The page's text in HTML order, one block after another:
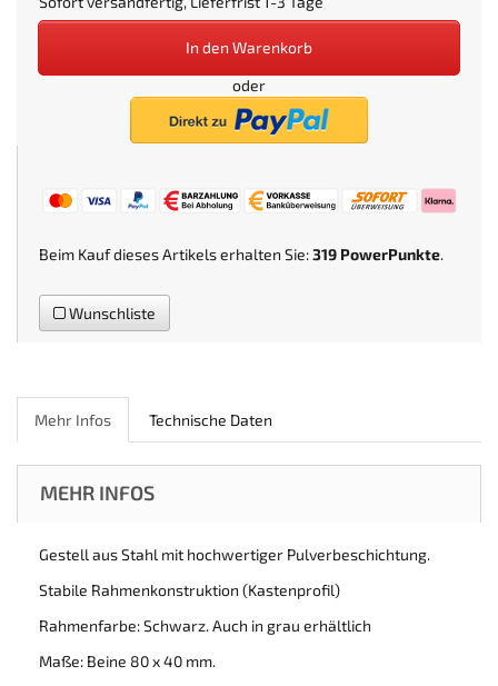
In den Warenkorb
oder
Beim Kauf dieses Artikels erhalten Sie:319 PowerPunkte.
Wunschliste
Mehr Infos Technische Daten
MEHR INFOS
Gestell aus Stahl mit hochwertiger Pulverbeschichtung.
Stabile Rahmenkonstruktion (Kastenprofil)
Rahmenfarbe: Schwarz. Auch in grau erhältlich
Maße: Beine 80 x 40 mm.